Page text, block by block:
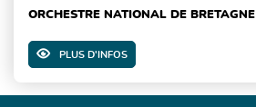
ORCHESTRE NATIONAL DE BRETAGNE
PLUS D'INFOS